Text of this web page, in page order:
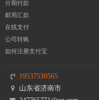
分期付款
邮局汇款
在线支付
公司转账
如何注册支付宝
19537530565
山东省济南市